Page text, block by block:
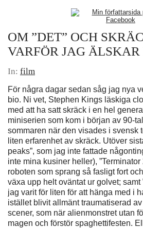
OM ”DET” OCH
VARFÖR JAG
In: film
För några dagar sedan såg jag nya
bio. Ni vet, Stephen Kings läskiga
med att ha satt skräck i en hel
miniserien som kom i början av 90-
sommaren när den visades i svensk
liten erfarenhet av skräck. Utöver
peaks”, som jag inte fattade
inte mina kusiner heller), ”Terminator
roboten som sprang så fasligt fort
växa upp helt oväntat ur golvet; samt
jag varit för liten för att hänga med i
istället blivit allmänt traumatiserad
scener, som när alienmonstret utan
magen och förstör spaghettifesten.